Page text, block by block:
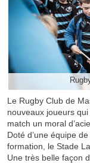
Le Rugby Club de
nouveaux joueurs
match un moral
Doté d’une équipe
formation, le Stade
Une très belle façon